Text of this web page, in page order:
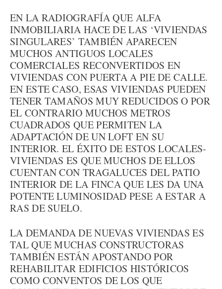
EN LA RADIOGRAFÍA QUE ALFA
INMOBILIARIA HACE DE LAS ‘VIVIENDAS
SINGULARES’ TAMBIÉN APARECEN
MUCHOS ANTIGUOS LOCALES
COMERCIALES RECONVERTIDOS EN
VIVIENDAS CON PUERTA A PIE DE CALLE.
EN ESTE CASO, ESAS VIVIENDAS PUEDEN
TENER TAMAÑOS MUY REDUCIDOS O POR
EL CONTRARIO MUCHOS METROS
CUADRADOS QUE PERMITEN LA
ADAPTACIÓN DE UN LOFT EN SU
INTERIOR. EL ÉXITO DE ESTOS LOCALES-
VIVIENDAS ES QUE MUCHOS DE ELLOS
CUENTAN CON TRAGALUCES DEL PATIO
INTERIOR DE LA FINCA QUE LES DA UNA
POTENTE LUMINOSIDAD PESE A ESTAR A
RAS DE SUELO.
LA DEMANDA DE NUEVAS VIVIENDAS ES
TAL QUE MUCHAS CONSTRUCTORAS
TAMBIÉN ESTÁN APOSTANDO POR
REHABILITAR EDIFICIOS HISTÓRICOS
COMO CONVENTOS DE LOS QUE